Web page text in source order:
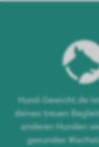
Hund-Gewicht.de
deines treuen
anderen Hunden
gesundes